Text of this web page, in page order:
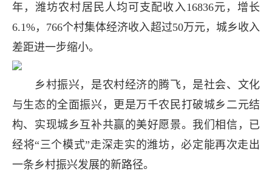
年，潍坊农村居民人均可支配收入16836元，增长
6.1%，766个村集体经济收入超过50万元，城乡收入
差距进一步缩小。
乡村振兴，是农村经济的腾飞，是社会、文化
与生态的全面振兴，更是万千农民打破城乡二元结
构、实现城乡互补共赢的美好愿景。我们相信，已
经将“三个模式”走深走实的潍坊，必定能再次走出
一条乡村振兴发展的新路径。